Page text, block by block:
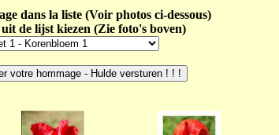
dans la liste (Voir photos ci-dessous)
de lijst kiezen (Zie foto's boven)